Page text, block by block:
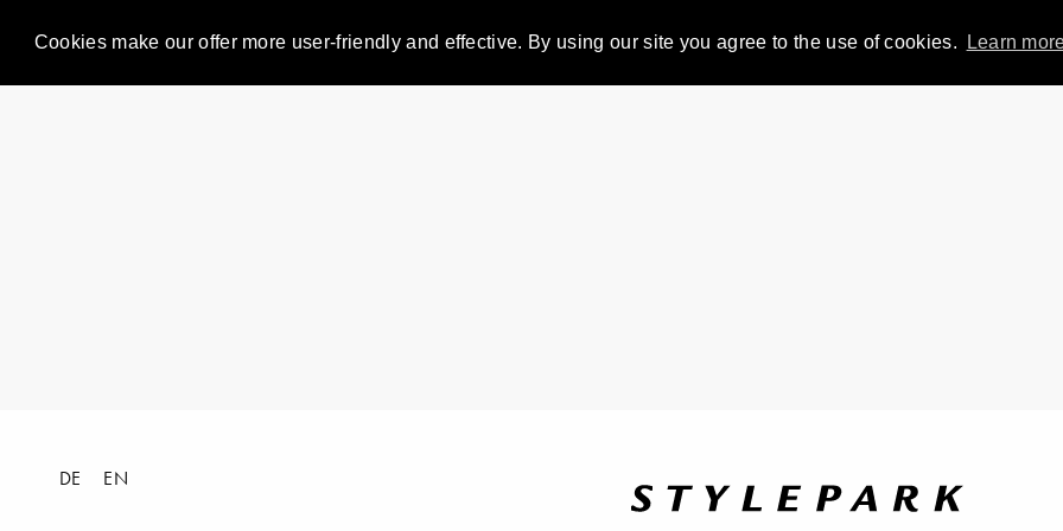
Cookies make our offer more user-friendly and effective. By using our site you agree to the use of cookies. Learn
DE EN